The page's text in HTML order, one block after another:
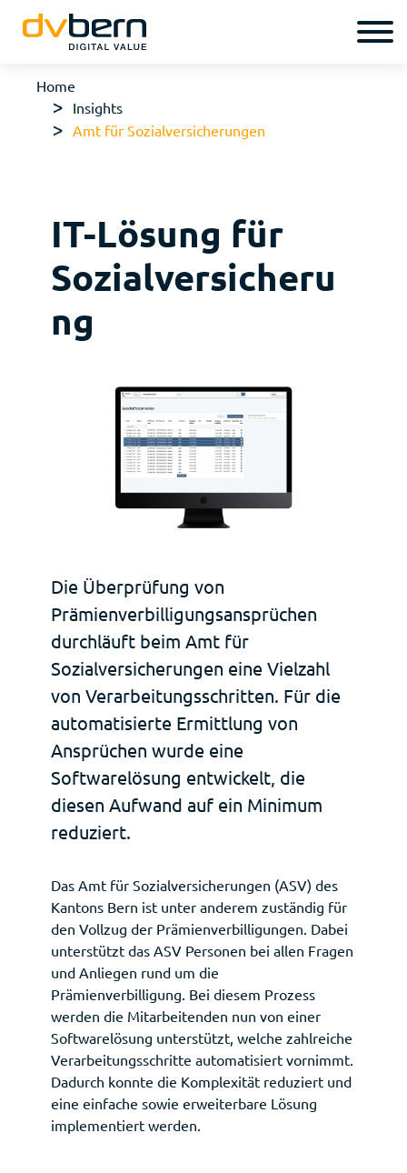
Deutsch Français
Home
Insights
Amt für Sozialversicherungen
IT-Lösung für
Sozialversicheru
ng
Die Überprüfung von
Prämienverbilligungsansprüchen
durchläuft beim Amt für
Sozialversicherungen eine Vielzahl
von Verarbeitungsschritten. Für die
automatisierte Ermittlung von
Ansprüchen wurde eine
Softwarelösung entwickelt, die
diesen Aufwand auf ein Minimum
reduziert.
Das Amt für Sozialversicherungen (ASV) des
Kantons Bern ist unter anderem zuständig für
den Vollzug der Prämienverbilligungen. Dabei
unterstützt das ASV Personen bei allen Fragen
und Anliegen rund um die
Prämienverbilligung. Bei diesem Prozess
werden die Mitarbeitenden nun von einer
Softwarelösung unterstützt, welche zahlreiche
Verarbeitungsschritte automatisiert vornimmt.
Dadurch konnte die Komplexität reduziert und
eine einfache sowie erweiterbare Lösung
implementiert werden.